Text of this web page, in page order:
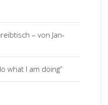
– von Jan-
what I am doing”